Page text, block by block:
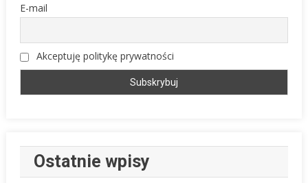
E-mail
Akceptuję politykę prywatności
Ostatnie wpisy